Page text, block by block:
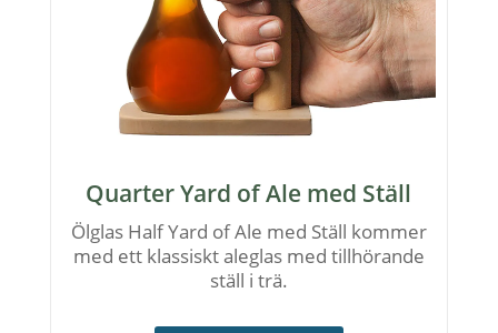
Quarter Yard of Ale med Ställ
Ölglas Half Yard of Ale med Ställ kommer
med ett klassiskt aleglas med tillhörande
ställ i trä.